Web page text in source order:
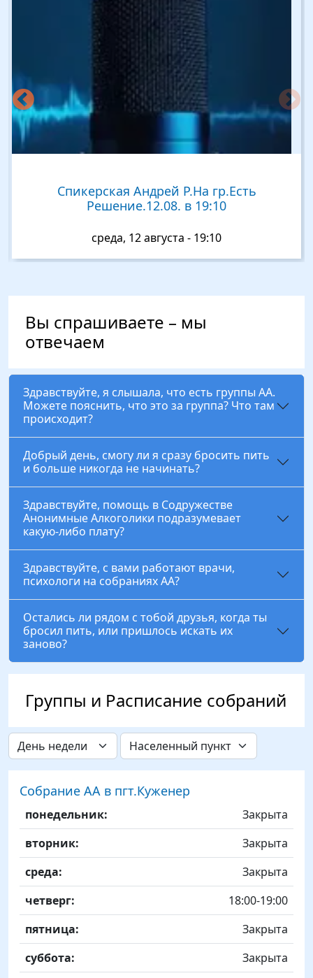
Спикерская Андрей Р.На гр.Есть
Решение.12.08. в 19:10
среда, 12 августа - 19:10
Вы спрашиваете – мы
отвечаем
Здравствуйте, я слышала, что есть группы АА.
Можете пояснить, что это за группа? Что там
происходит?
Добрый день, смогу ли я сразу бросить пить
и больше никогда не начинать?
Здравствуйте, помощь в Содружестве
Анонимные Алкоголики подразумевает
какую-либо плату?
Здравствуйте, с вами работают врачи,
психологи на собраниях АА?
Остались ли рядом с тобой друзья, когда ты
бросил пить, или пришлось искать их
заново?
Группы и Расписание собраний
День недели
Собрание АА в пгт.Куженер
понедельник:
Закрыта
вторник:
Закрыта
среда:
Закрыта
четверг:
18:00-19:00
пятница:
Закрыта
суббота:
Закрыта